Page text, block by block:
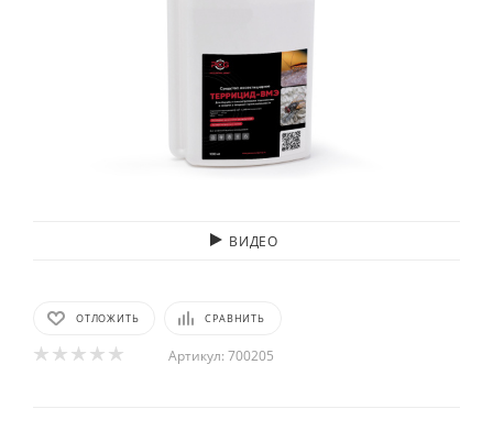
ВИДЕО
ОТЛОЖИТЬ СРАВНИТЬ
Артикул: 700205